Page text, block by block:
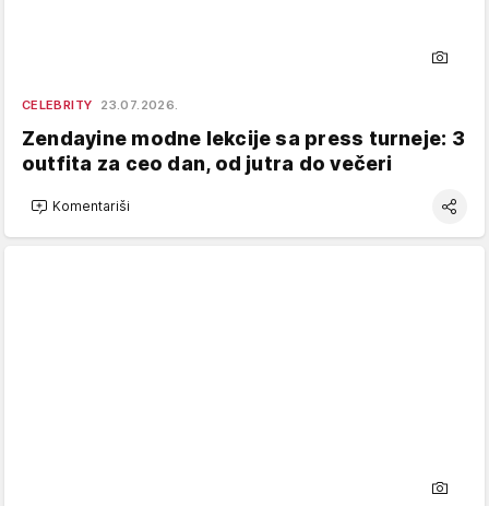
CELEBRITY 23.07.2026.
Zendayine modne lekcije sa press turneje: 3
outfita za ceo dan, od jutra do večeri
Komentariši